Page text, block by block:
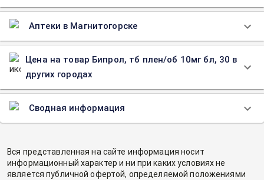
Аптеки в Магнитогорске
Цена на товар Бипрол, тб плен/об 10мг бл, 30 в
других городах
Сводная информация
Вся представленная на сайте информация носит
информационный характер и ни при каких условиях не
является публичной офертой, определяемой положениями